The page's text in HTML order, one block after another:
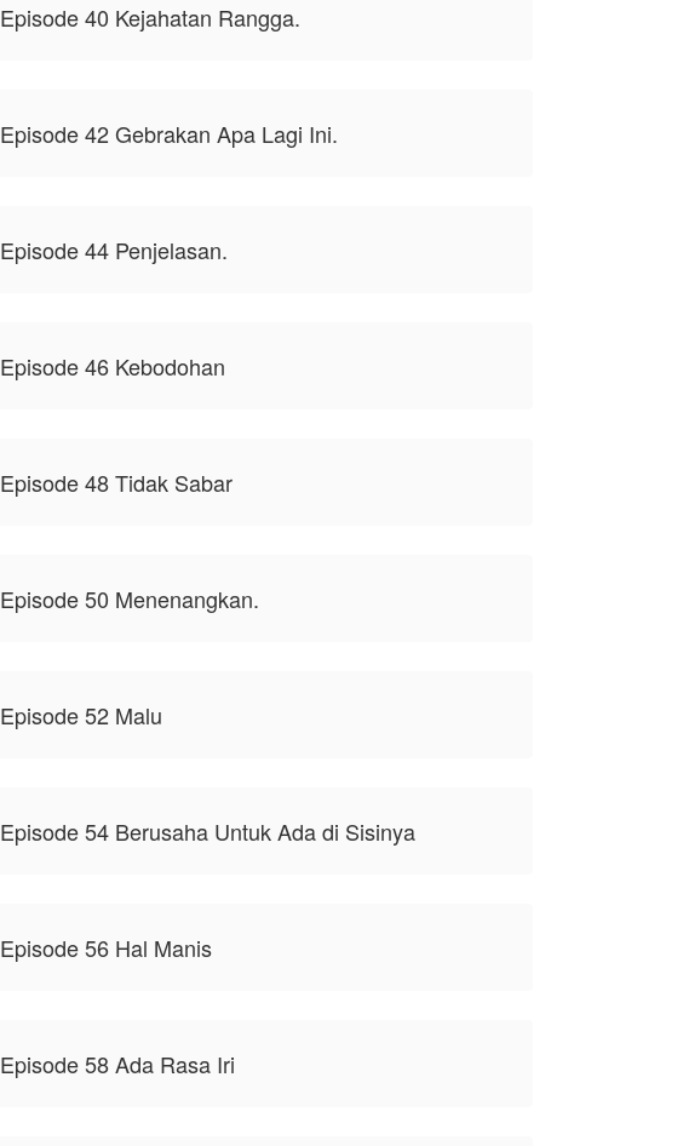
Episode 40 Kejahatan Rangga.
Episode 42 Gebrakan Apa Lagi Ini.
Episode 44 Penjelasan.
Episode 46 Kebodohan
Episode 48 Tidak Sabar
Episode 50 Menenangkan.
Episode 52 Malu
Episode 54 Berusaha Untuk Ada di Sisinya
Episode 56 Hal Manis
Episode 58 Ada Rasa Iri